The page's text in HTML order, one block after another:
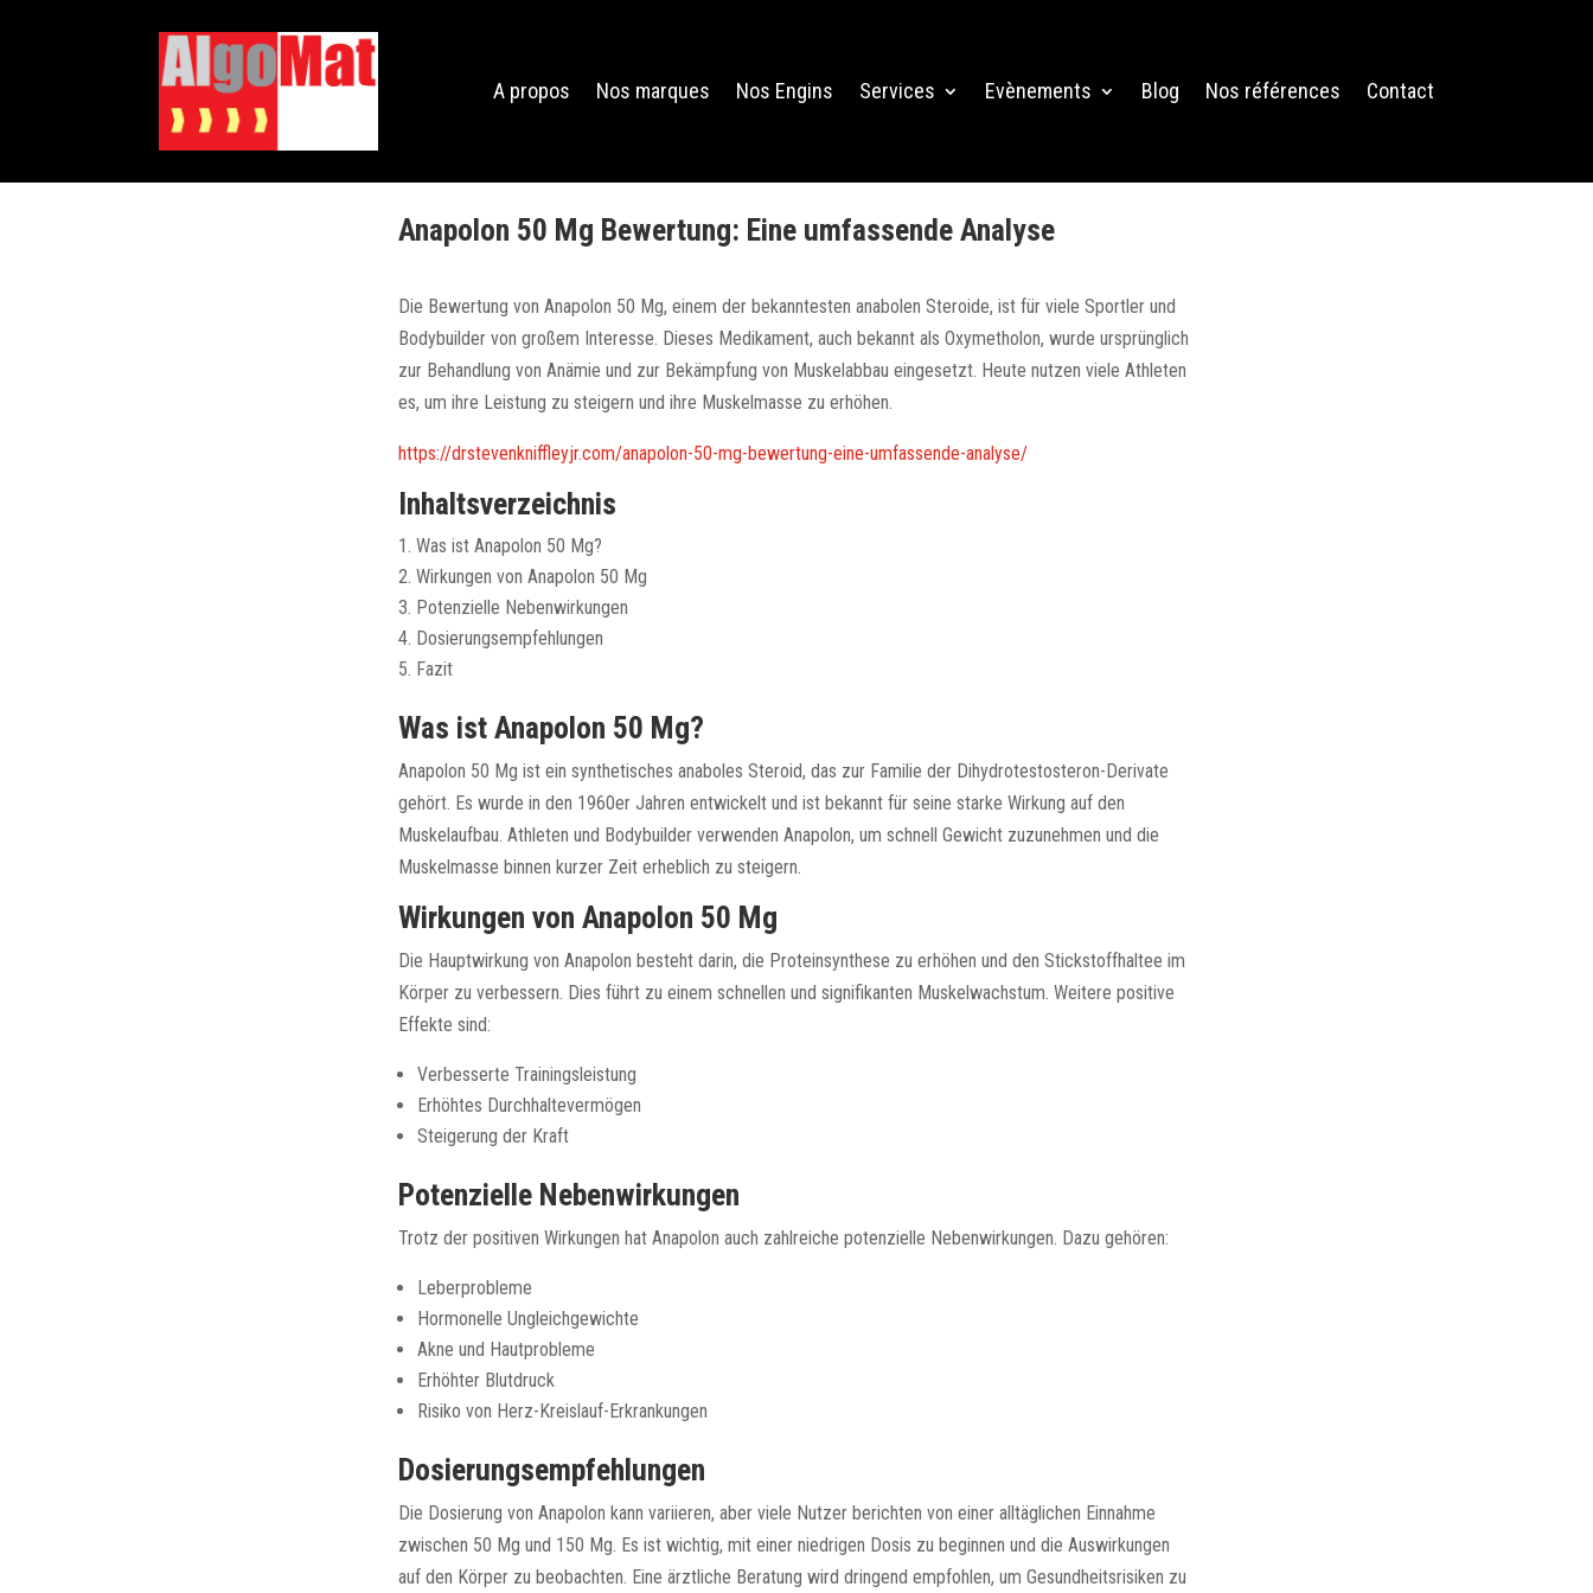
A propos Nos marques Nos Engins Services Evènements Blog Nos références Contact
Anapolon 50 Mg Bewertung: Eine umfassende Analyse
Die Bewertung von Anapolon 50 Mg, einem der bekanntesten anabolen Steroide, ist für viele Sportler und
Bodybuilder von großem Interesse. Dieses Medikament, auch bekannt als Oxymetholon, wurde ursprünglich
zur Behandlung von Anämie und zur Bekämpfung von Muskelabbau eingesetzt. Heute nutzen viele Athleten
es, um ihre Leistung zu steigern und ihre Muskelmasse zu erhöhen.
https://drstevenkniffleyjr.com/anapolon-50-mg-bewertung-eine-umfassende-analyse/
Inhaltsverzeichnis
Was ist Anapolon 50 Mg?
Wirkungen von Anapolon 50 Mg
Potenzielle Nebenwirkungen
Dosierungsempfehlungen
Fazit
Was ist Anapolon 50 Mg?
Anapolon 50 Mg ist ein synthetisches anaboles Steroid, das zur Familie der Dihydrotestosteron-Derivate
gehört. Es wurde in den 1960er Jahren entwickelt und ist bekannt für seine starke Wirkung auf den
Muskelaufbau. Athleten und Bodybuilder verwenden Anapolon, um schnell Gewicht zuzunehmen und die
Muskelmasse binnen kurzer Zeit erheblich zu steigern.
Wirkungen von Anapolon 50 Mg
Die Hauptwirkung von Anapolon besteht darin, die Proteinsynthese zu erhöhen und den Stickstoffhaltee im
Körper zu verbessern. Dies führt zu einem schnellen und signifikanten Muskelwachstum. Weitere positive
Effekte sind:
Verbesserte Trainingsleistung
Erhöhtes Durchhaltevermögen
Steigerung der Kraft
Potenzielle Nebenwirkungen
Trotz der positiven Wirkungen hat Anapolon auch zahlreiche potenzielle Nebenwirkungen. Dazu gehören:
Leberprobleme
Hormonelle Ungleichgewichte
Akne und Hautprobleme
Erhöhter Blutdruck
Risiko von Herz-Kreislauf-Erkrankungen
Dosierungsempfehlungen
Die Dosierung von Anapolon kann variieren, aber viele Nutzer berichten von einer alltäglichen Einnahme
zwischen 50 Mg und 150 Mg. Es ist wichtig, mit einer niedrigen Dosis zu beginnen und die Auswirkungen
auf den Körper zu beobachten. Eine ärztliche Beratung wird dringend empfohlen, um Gesundheitsrisiken zu